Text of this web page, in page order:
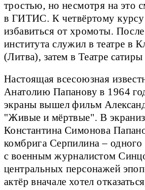
тростью, но несмотря на это
в ГИТИС. К четвёртому курсу
избавиться от хромоты.
института служил в театре в
(Литва), затем в Театре
Настоящая всесоюзная
Анатолию Папанову в 1964
экраны вышел фильм
"Живые и мёртвые". В
Константина Симонова
комбрига Серпилина – одного
с военным журналистом
центральных персонажей
актёр вначале хотел